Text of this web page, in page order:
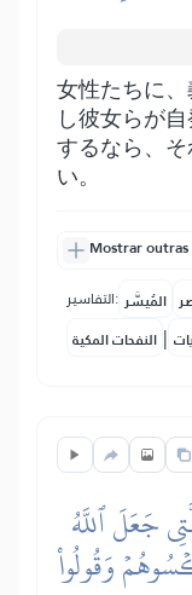
女性たちに
し彼女らが
するなら、
い。
Mostrar
التفاسير: المُيسَّر
النفحات المكية |
جَعَلَ ٱللَّهُ
وَقُولُواْ